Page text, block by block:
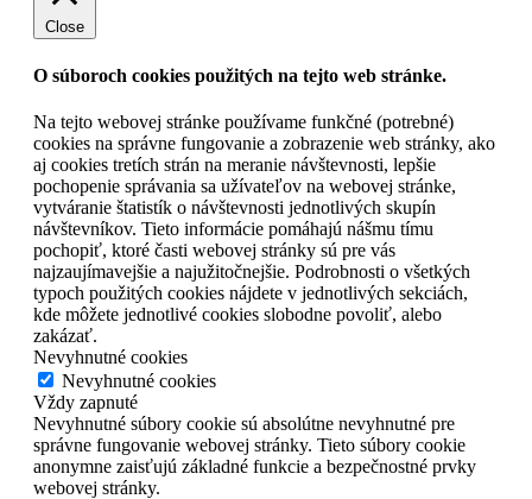
Close
O súboroch cookies použitých na tejto web stránke.
Na tejto webovej stránke používame funkčné (potrebné)
cookies na správne fungovanie a zobrazenie web stránky, ako
aj cookies tretích strán na meranie návštevnosti, lepšie
pochopenie správania sa užívateľov na webovej stránke,
vytváranie štatistík o návštevnosti jednotlivých skupín
návštevníkov. Tieto informácie pomáhajú nášmu tímu
pochopiť, ktoré časti webovej stránky sú pre vás
najzaujímavejšie a najužitočnejšie. Podrobnosti o všetkých
typoch použitých cookies nájdete v jednotlivých sekciách,
kde môžete jednotlivé cookies slobodne povoliť, alebo
zakázať.
Nevyhnutné cookies
Nevyhnutné cookies
Vždy zapnuté
Nevyhnutné súbory cookie sú absolútne nevyhnutné pre
správne fungovanie webovej stránky. Tieto súbory cookie
anonymne zaisťujú základné funkcie a bezpečnostné prvky
webovej stránky.